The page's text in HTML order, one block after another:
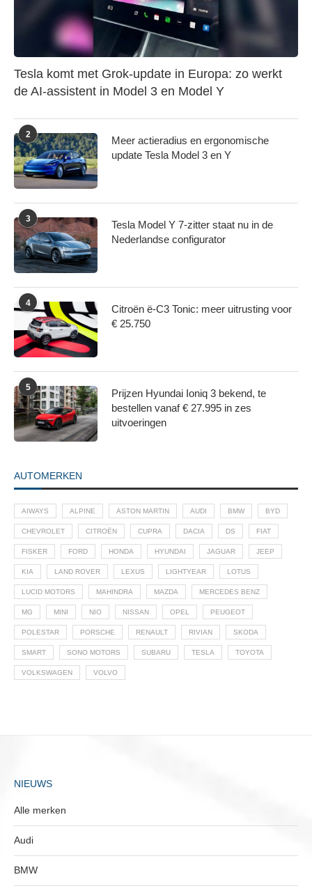
Tesla komt met Grok-update in Europa: zo werkt
de AI-assistent in Model 3 en Model Y
2
Meer actieradius en ergonomische
update Tesla Model 3 en Y
3
Tesla Model Y 7-zitter staat nu in de
Nederlandse configurator
4
Citroën ë-C3 Tonic: meer uitrusting voor
€ 25.750
5
Prijzen Hyundai Ioniq 3 bekend, te
bestellen vanaf € 27.995 in zes
uitvoeringen
AUTOMERKEN
AIWAYS ALPINE ASTON MARTIN AUDI BMW BYD
CHEVROLET CITROËN CUPRA DACIA DS FIAT
FISKER FORD HONDA HYUNDAI JAGUAR JEEP
KIA LAND ROVER LEXUS LIGHTYEAR LOTUS
LUCID MOTORS MAHINDRA MAZDA MERCEDES BENZ
MG MINI NIO NISSAN OPEL PEUGEOT
POLESTAR PORSCHE RENAULT RIVIAN SKODA
SMART SONO MOTORS SUBARU TESLA TOYOTA
VOLKSWAGEN VOLVO
NIEUWS
Alle merken
Audi
BMW